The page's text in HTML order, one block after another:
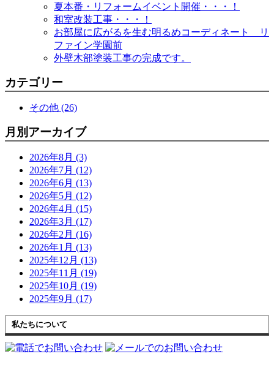
夏本番・リフォームイベント開催・・・！
和室改装工事・・・！
お部屋に広がるを生む明るめコーディネート リ
ファイン学園前
外壁木部塗装工事の完成です。
カテゴリー
その他 (26)
月別アーカイブ
2026年8月 (3)
2026年7月 (12)
2026年6月 (13)
2026年5月 (12)
2026年4月 (15)
2026年3月 (17)
2026年2月 (16)
2026年1月 (13)
2025年12月 (13)
2025年11月 (19)
2025年10月 (19)
2025年9月 (17)
私たちについて